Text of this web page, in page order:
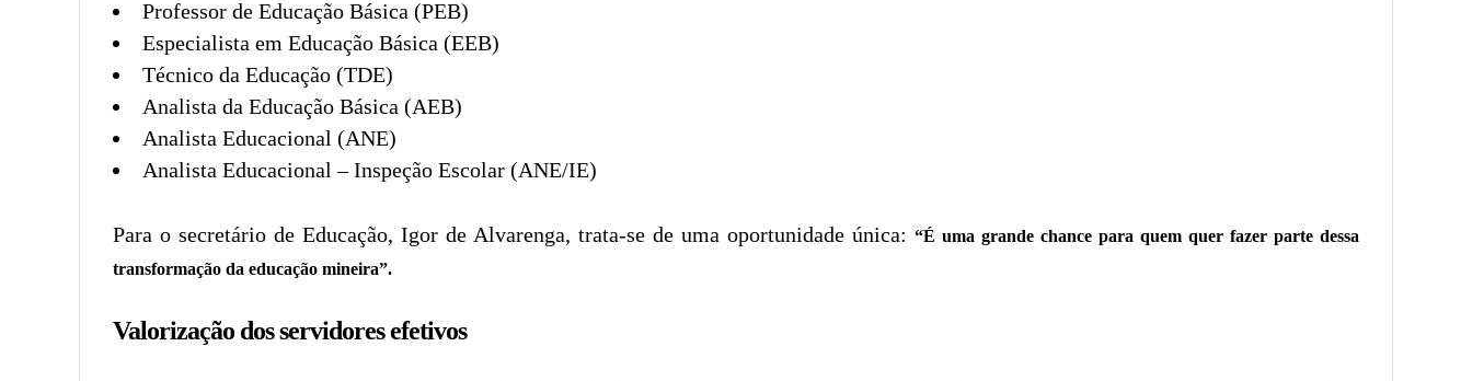
Professor de Educação Básica (PEB)
Especialista em Educação Básica (EEB)
Técnico da Educação (TDE)
Analista da Educação Básica (AEB)
Analista Educacional (ANE)
Analista Educacional – Inspeção Escolar (ANE/IE)
Para o secretário de Educação, Igor de Alvarenga, trata-se de uma oportunidade única: “É uma grande chance para quem quer fazer parte dessa
transformação da educação mineira”.
Valorização dos servidores efetivos